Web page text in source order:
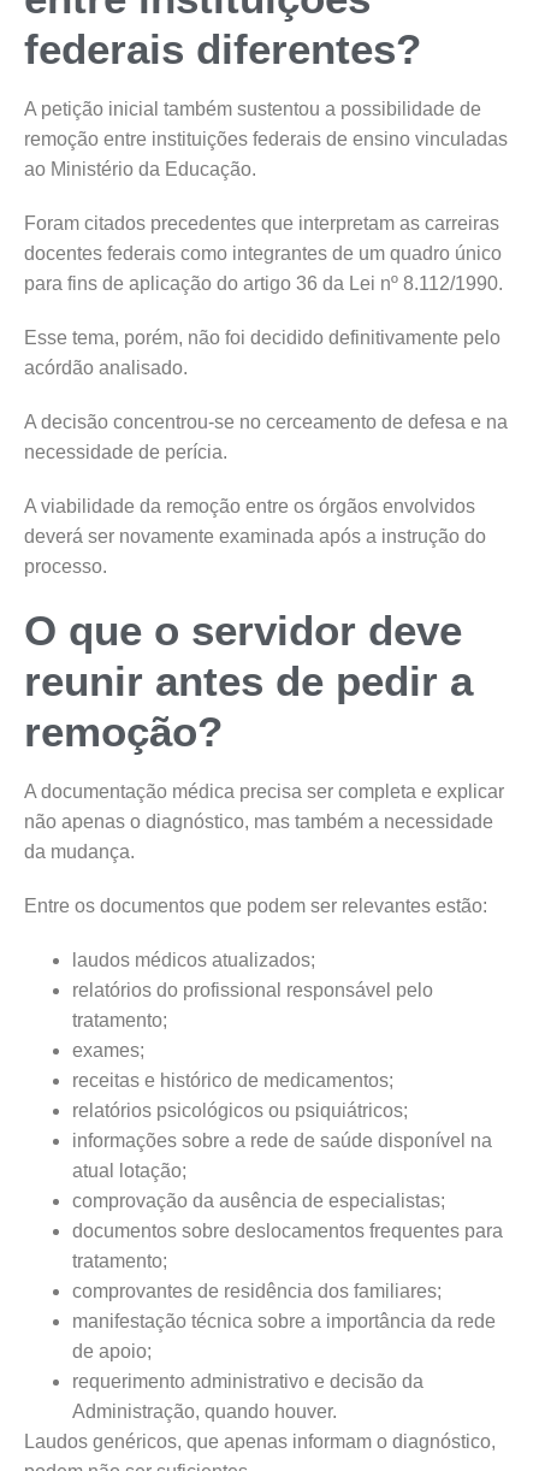
federais diferentes?
A petição inicial também sustentou a possibilidade de
remoção entre instituições federais de ensino vinculadas
ao Ministério da Educação.
Foram citados precedentes que interpretam as carreiras
docentes federais como integrantes de um quadro único
para fins de aplicação do artigo 36 da Lei nº 8.112/1990.
Esse tema, porém, não foi decidido definitivamente pelo
acórdão analisado.
A decisão concentrou-se no cerceamento de defesa e na
necessidade de perícia.
A viabilidade da remoção entre os órgãos envolvidos
deverá ser novamente examinada após a instrução do
processo.
O que o servidor deve
reunir antes de pedir a
remoção?
A documentação médica precisa ser completa e explicar
não apenas o diagnóstico, mas também a necessidade
da mudança.
Entre os documentos que podem ser relevantes estão:
laudos médicos atualizados;
relatórios do profissional responsável pelo
tratamento;
exames;
receitas e histórico de medicamentos;
relatórios psicológicos ou psiquiátricos;
informações sobre a rede de saúde disponível na
atual lotação;
comprovação da ausência de especialistas;
documentos sobre deslocamentos frequentes para
tratamento;
comprovantes de residência dos familiares;
manifestação técnica sobre a importância da rede
de apoio;
requerimento administrativo e decisão da
Administração, quando houver.
Laudos genéricos, que apenas informam o diagnóstico,